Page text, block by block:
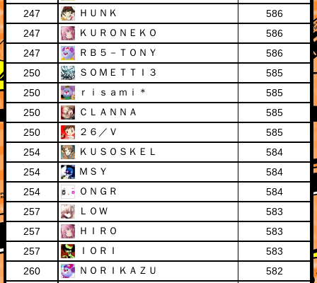
247
ＨＵＮＫ
586
247
ＫＵＲＯＮＥＫＯ
586
247
ＲＢ５－ＴＯＮＹ
586
250
ＳＯＭＥＴＴＩ３
585
250
ｒｉｓａｍｉ＊
585
250
ＣＬＡＮＮＡ
585
250
２６／Ｖ
585
254
ＫＵＳＯＳＫＥＬ
584
254
ＭＳＹ
584
254
ＯＮＧＲ
584
257
ＬＯＷ
583
257
ＨＩＲＯ
583
257
ＩＯＲＩ
583
260
ＮＯＲＩＫＡＺＵ
582